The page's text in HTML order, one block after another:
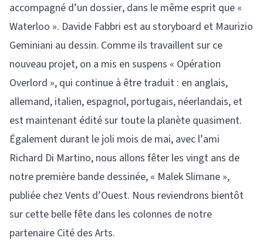
accompagné d’un dossier, dans le même esprit que «
Waterloo ». Davide Fabbri est au storyboard et Maurizio
Geminiani au dessin. Comme ils travaillent sur ce
nouveau projet, on a mis en suspens « Opération
Overlord », qui continue à être traduit : en anglais,
allemand, italien, espagnol, portugais, néerlandais, et
est maintenant édité sur toute la planète quasiment.
Également durant le joli mois de mai, avec l’ami
Richard Di Martino, nous allons fêter les vingt ans de
notre première bande dessinée, « Malek Slimane »,
publiée chez Vents d’Ouest. Nous reviendrons bientôt
sur cette belle fête dans les colonnes de notre
partenaire Cité des Arts.